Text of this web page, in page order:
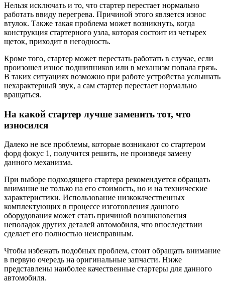
Нельзя исключать и то, что стартер перестает нормально
работать ввиду перегрева. Причиной этого является износ
втулок. Также такая проблема может возникнуть, когда
конструкция стартерного узла, которая состоит из четырех
щеток, приходит в негодность.
Кроме того, стартер может перестать работать в случае, если
произошел износ подшипников или в механизм попала грязь.
В таких ситуациях возможно при работе устройства услышать
нехарактерный звук, а сам стартер перестает нормально
вращаться.
На какой стартер лучше заменить тот, что
износился
Далеко не все проблемы, которые возникают со стартером
форд фокус 1, получится решить, не произведя замену
данного механизма.
При выборе подходящего стартера рекомендуется обращать
внимание не только на его стоимость, но и на технические
характеристики. Использование низкокачественных
комплектующих в процессе изготовления данного
оборудования может стать причиной возникновения
неполадок других деталей автомобиля, что впоследствии
сделает его полностью неисправным.
Чтобы избежать подобных проблем, стоит обращать внимание
в первую очередь на оригинальные запчасти. Ниже
представлены наиболее качественные стартеры для данного
автомобиля.